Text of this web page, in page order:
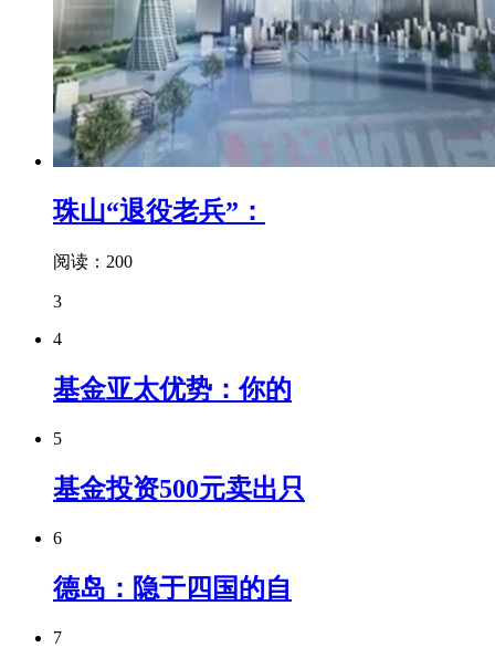
珠山“退役老兵”：
阅读：200
3
4
基金亚太优势：你的
5
基金投资500元卖出只
6
德岛：隐于四国的自
7